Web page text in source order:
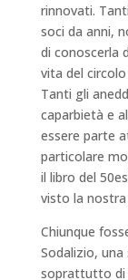
rinnovati.
soci da anni,
di conoscerla
vita del
Tanti gli
caparbietà e
essere parte
particolare
il libro del
visto la nostra
Chiunque
Sodalizio,
soprattutto di